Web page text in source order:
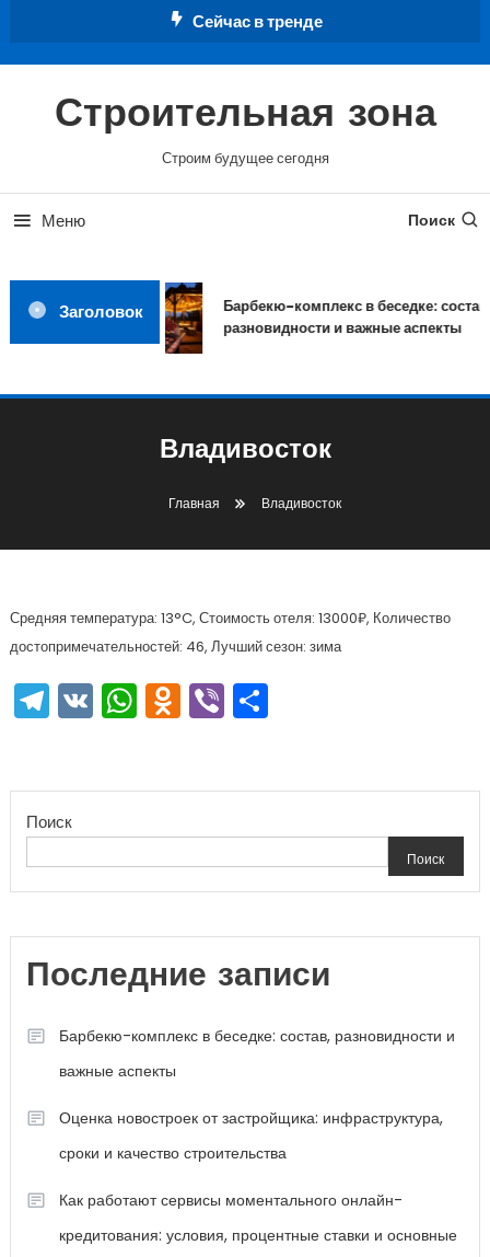
Сейчас в тренде
Строительная зона
Строим будущее сегодня
Меню Поиск
Заголовок
Барбекю-комплекс в беседке: состав,
разновидности и важные аспекты
Владивосток
Главная Владивосток
Средняя температура: 13°C, Стоимость отеля: 13000₽, Количество
достопримечательностей: 46, Лучший сезон: зима
Telegram
VKWhatsApp
Odnoklassniki
ViberОтправить
Поиск
Поиск
Последние записи
Барбекю-комплекс в беседке: состав, разновидности и
важные аспекты
Оценка новостроек от застройщика: инфраструктура,
сроки и качество строительства
Как работают сервисы моментального онлайн-
кредитования: условия, процентные ставки и основные